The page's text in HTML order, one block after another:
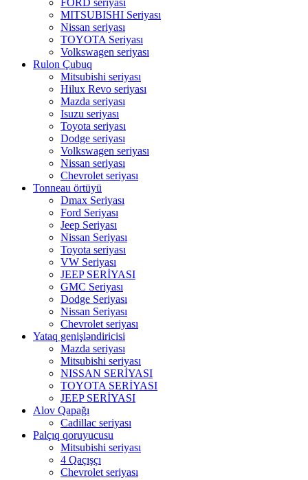
MITSUBISHI Seriyası
Nissan seriyası
TOYOTA Seriyası
Volkswagen seriyası
Rulon Çubuq
Mitsubishi seriyası
Hilux Revo seriyası
Mazda seriyası
Isuzu seriyası
Toyota seriyası
Dodge seriyası
Volkswagen seriyası
Nissan seriyası
Chevrolet seriyası
Tonneau örtüyü
Dmax Seriyası
Ford Seriyası
Jeep Seriyası
Nissan Seriyası
Toyota seriyası
VW Seriyası
JEEP SERİYASI
GMC Seriyası
Dodge Seriyası
Nissan Seriyası
Chevrolet seriyası
Yataq genişləndiricisi
Mazda seriyası
Mitsubishi seriyası
NISSAN SERİYASI
TOYOTA SERİYASI
JEEP SERİYASI
Alov Qapağı
Cadillac seriyası
Palçıq qoruyucusu
Mitsubishi seriyası
4 Qaçışçı
Chevrolet seriyası